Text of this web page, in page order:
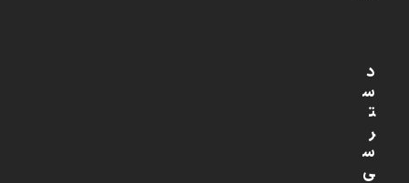
د
س
ت
ر
س
ی